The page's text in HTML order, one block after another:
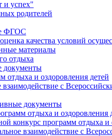
и успех"
родителей
ФГОС
качества условий
материалы
отдыха
документы
отдыха и оздоровления детей
взаимодействие с
документы
отдыха и оздоровления
конкурс программ отдыха и
взаимодействие с